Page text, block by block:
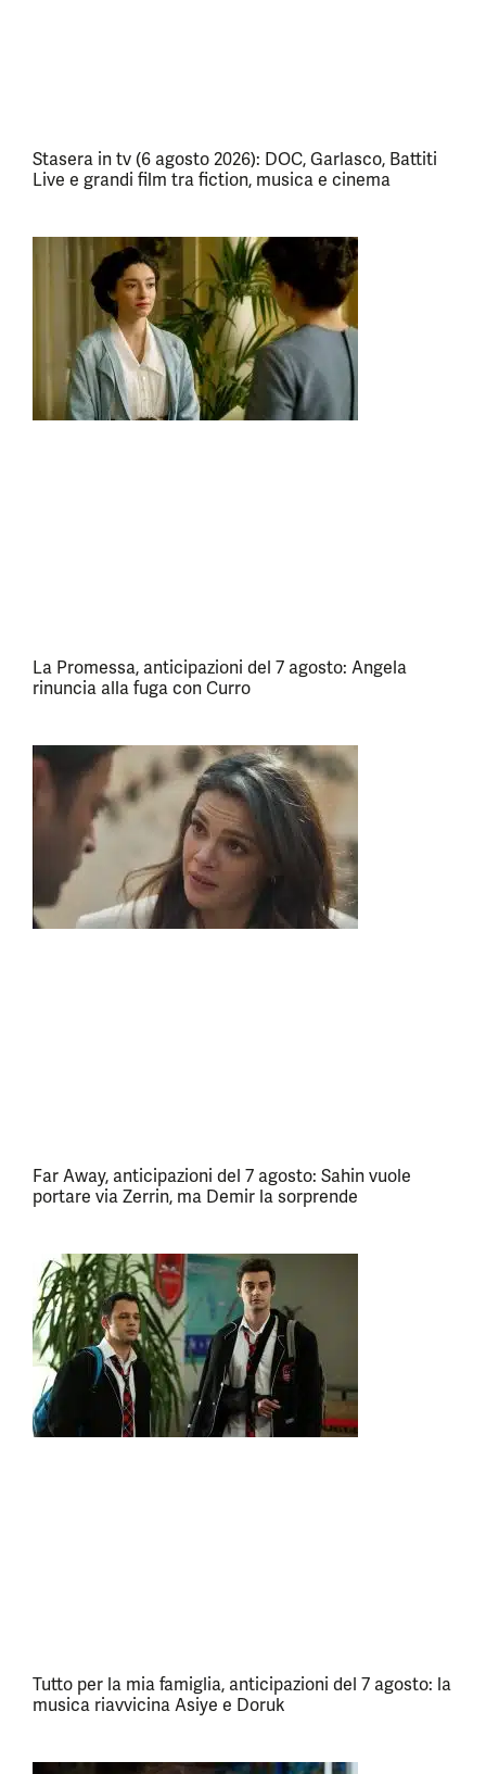
Stasera in tv (6 agosto 2026): DOC, Garlasco, Battiti
Live e grandi film tra fiction, musica e cinema
La Promessa, anticipazioni del 7 agosto: Angela
rinuncia alla fuga con Curro
Far Away, anticipazioni del 7 agosto: Sahin vuole
portare via Zerrin, ma Demir la sorprende
Tutto per la mia famiglia, anticipazioni del 7 agosto: la
musica riavvicina Asiye e Doruk